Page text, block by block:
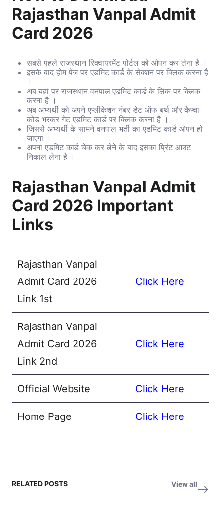
Rajasthan Vanpal Admit
Card 2026
सबसे पहले राजस्थान रिक्वायरमेंट पोर्टल को ओपन कर लेना है ।
इसके बाद होम पेज पर एडमिट कार्ड के सेक्शन पर क्लिक करना है
।
अब यहां पर राजस्थान वनपाल एडमिट कार्ड के लिंक पर क्लिक
करना है ।
अब अभ्यर्थी को अपने एप्लीकेशन नंबर डेट ऑफ बर्थ और कैप्चा
कोड भरकर गेट एडमिट कार्ड पर क्लिक करना है ।
जिससे अभ्यर्थी के सामने वनपाल भर्ती का एडमिट कार्ड ओपन हो
जाएगा ।
अपना एडमिट कार्ड चेक कर लेने के बाद इसका प्रिंट आउट
निकाल लेना है ।
Rajasthan Vanpal Admit
Card 2026 Important
Links
Rajasthan Vanpal
Admit Card 2026
Link 1st
Click Here
Rajasthan Vanpal
Admit Card 2026
Link 2nd
Click Here
Official Website Click Here
Home Page Click Here
RELATED POSTS View all